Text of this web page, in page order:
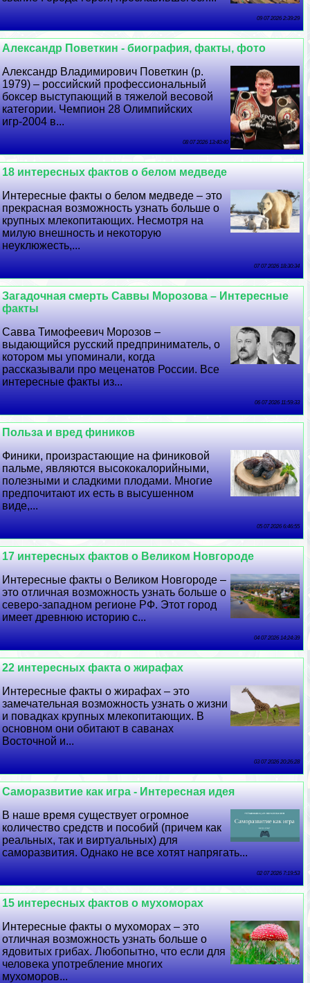
09 07 2026 2:39:29
Александр Поветкин - биография, факты, фото
Александр Владимирович Поветкин (р.
1979) – российский профессиональный
боксер выступающий в тяжелой весовой
категории. Чемпион 28 Олимпийских
игр-2004 в...
08 07 2026 13:40:40
18 интересных фактов о белом медведе
Интересные факты о белом медведе – это
прекрасная возможность узнать больше о
крупных млекопитающих. Несмотря на
милую внешность и некоторую
неуклюжесть,...
07 07 2026 18:30:34
Загадочная cмepть Саввы Морозова – Интересные
факты
Савва Тимофеевич Морозов –
выдающийся русский предприниматель, о
котором мы упоминали, когда
рассказывали про меценатов России. Все
интересные факты из...
06 07 2026 11:59:33
Польза и вред фиников
Финики, произрастающие на финиковой
пальме, являются высококалорийными,
полезными и сладкими плодами. Многие
предпочитают их есть в высушенном
виде,...
05 07 2026 6:46:55
17 интересных фактов о Великом Новгороде
Интересные факты о Великом Новгороде –
это отличная возможность узнать больше о
северо-западном регионе РФ. Этот город
имеет древнюю историю с...
04 07 2026 14:24:39
22 интересных факта о жирафах
Интересные факты о жирафах – это
замечательная возможность узнать о жизни
и повадках крупных млекопитающих. В
основном они обитают в саванах
Восточной и...
03 07 2026 20:26:28
Саморазвитие как игра - Интересная идея
В наше время существует огромное
количество средств и пособий (причем как
реальных, так и виртуальных) для
саморазвития. Однако не все хотят напрягать...
02 07 2026 7:19:53
15 интересных фактов о мухоморах
Интересные факты о мухоморах – это
отличная возможность узнать больше о
ядовитых грибах. Любопытно, что если для
человека употрeбление многих
мухоморов...